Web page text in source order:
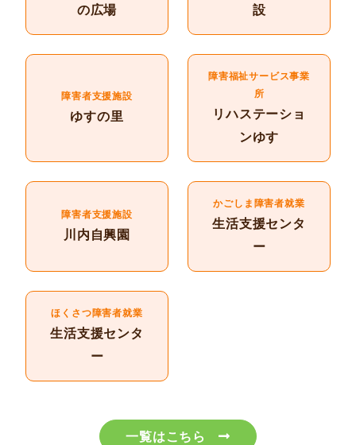
の広場
設
障害者支援施設
ゆすの里
障害福祉サービス事業
所
リハステーショ
ンゆす
障害者支援施設
川内自興園
かごしま障害者就業
生活支援センタ
ー
ほくさつ障害者就業
生活支援センタ
ー
一覧はこちら